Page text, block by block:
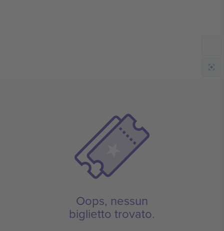
Oops, nessun
biglietto trovato.